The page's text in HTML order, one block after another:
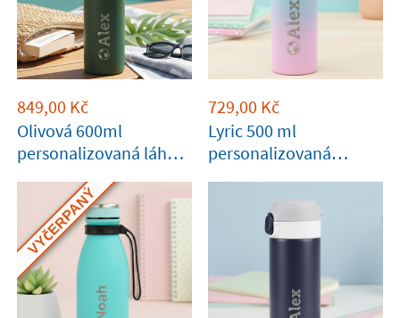
849,00 Kč
Olivová 600ml
personalizovaná láhev
729,00 Kč
Lyric 500 ml
personalizovaná
VYČERPANÝ